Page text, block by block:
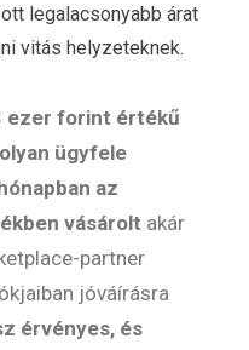
legalacsonyabb árat
vitás helyzeteknek.
ezer forint értékű
ügyfele
az
vásárolt akár
partner
jóváírásra
érvényes, és